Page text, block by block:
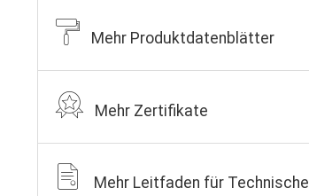
Mehr Produktdatenblätter
Mehr Zertifikate
Mehr Leitfaden für Technische